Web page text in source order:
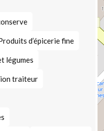
d’épicerie fine
légumes
traiteur